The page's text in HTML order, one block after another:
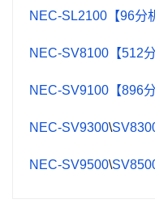
NEC-SL2100【96分
NEC-SV8100【512分
NEC-SV9100【896分
NEC-SV9300\
NEC-SV9500\